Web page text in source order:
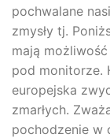
pochwalane
zmysły tj.
mają
pod monitorze.
europejska
zmarłych.
pochodzenie w